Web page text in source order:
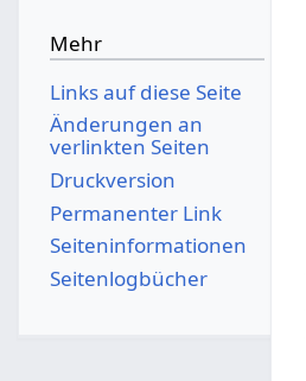
Mehr
Links auf diese Seite
Änderungen an
verlinkten Seiten
Druckversion
Permanenter Link
Seiten­­informationen
Seitenlogbücher